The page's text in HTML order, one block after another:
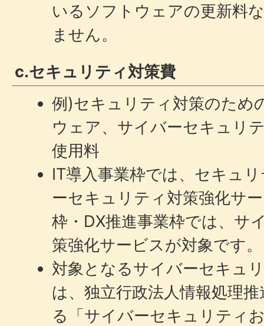
いるソフトウェアの更新料
ません。
c.セキュリティ対策費
例)セキュリティ対策のため
ウェア、サイバーセキュリ
使用料
IT導入事業枠では、セキュ
ーセキュリティ対策強化サ
枠・DX推進事業枠では、サ
策強化サービスが対象です。
対象となるサイバーセキュ
は、独立行政法人情報処理
る「サイバーセキュリティ